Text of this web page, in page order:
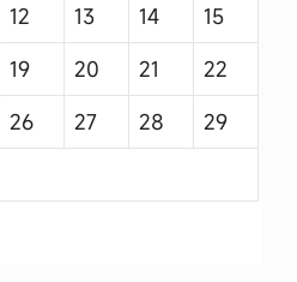
12 13 14
15
19 20 21
22
26 27 28
29